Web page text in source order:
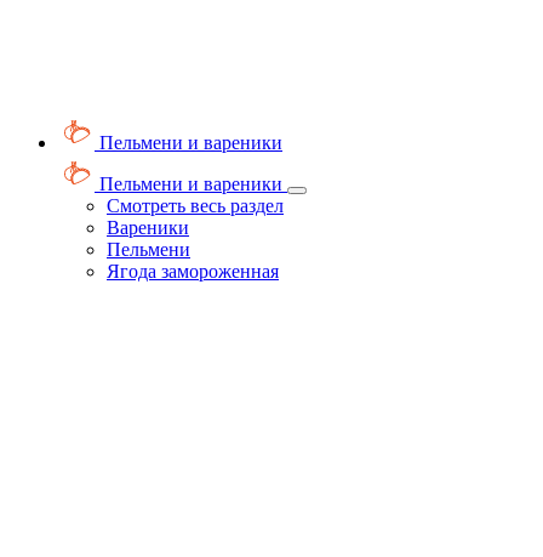
Пельмени и вареники
Пельмени и вареники
Смотреть весь раздел
Вареники
Пельмени
Ягода замороженная